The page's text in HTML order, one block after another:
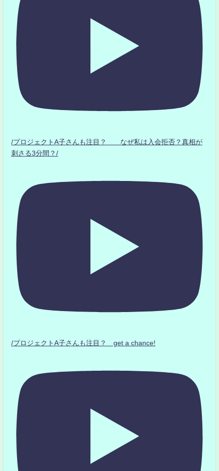
/プロジェクトA子さんも注目？ なぜ私は入会拒否？真相が
刺さる3分間？/
/プロジェクトA子さんも注目？ get a chance!